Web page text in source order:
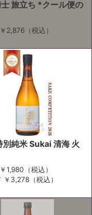
旅立ち *クール便の
￥2,876（税込）
別純米 Sukai 清海 火
￥1,980 （税込）
￥3,278（税込）